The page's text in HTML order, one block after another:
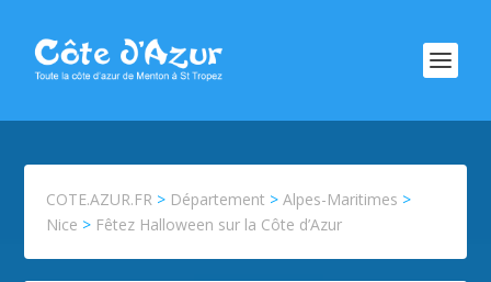
COTE.AZUR.FR > Département >Alpes-Maritimes >
Nice > Fêtez Halloween sur la Côte d’Azur